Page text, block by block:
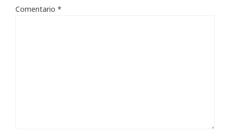
Comentario *